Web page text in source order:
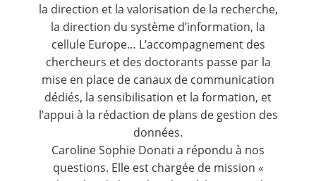
la direction et la valorisation de la recherche,
la direction du système d’information, la
cellule Europe… L’accompagnement des
chercheurs et des doctorants passe par la
mise en place de canaux de communication
dédiés, la sensibilisation et la formation, et
l’appui à la rédaction de plans de gestion des
données.
Caroline Sophie Donati a répondu à nos
questions. Elle est chargée de mission «